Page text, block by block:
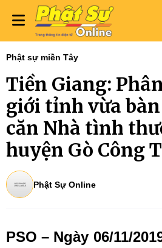
Phật sự miền Tây
Tiền Giang:
giới tỉnh vừa
căn Nhà tình
huyện Gò Công
Phật Sự Online
PSO – Ngày 06/11/